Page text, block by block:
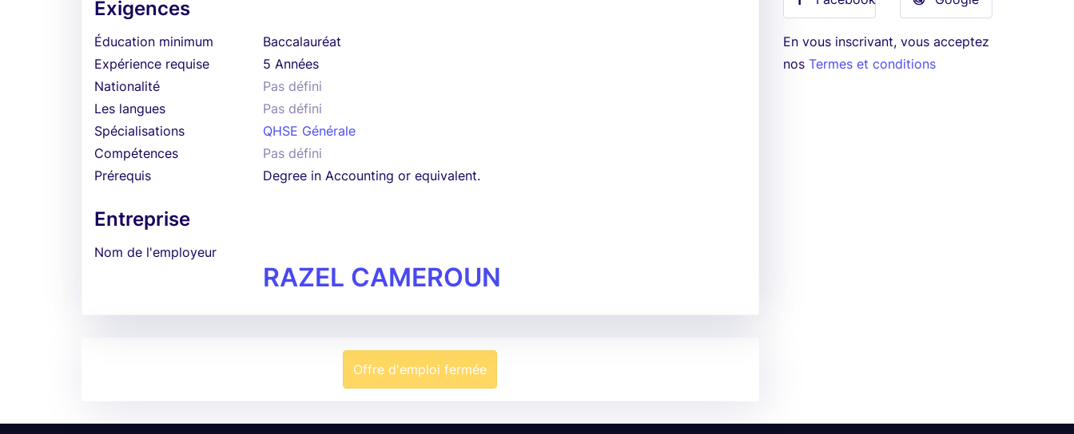
Exigences
Éducation minimum
Baccalauréat
Expérience requise
5 Années
Nationalité
Pas défini
Les langues
Pas défini
Spécialisations
QHSE Générale
Compétences
Pas défini
Prérequis
Degree in Accounting or equivalent.
Entreprise
Nom de l'employeur
RAZEL CAMEROUN
Offre d'emploi fermée
En vous inscrivant, vous acceptez
nos Termes et conditions